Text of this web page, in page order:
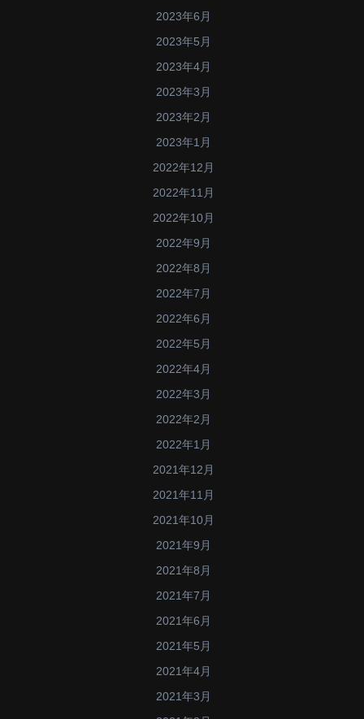
2023年6月
2023年5月
2023年4月
2023年3月
2023年2月
2023年1月
2022年12月
2022年11月
2022年10月
2022年9月
2022年8月
2022年7月
2022年6月
2022年5月
2022年4月
2022年3月
2022年2月
2022年1月
2021年12月
2021年11月
2021年10月
2021年9月
2021年8月
2021年7月
2021年6月
2021年5月
2021年4月
2021年3月